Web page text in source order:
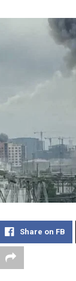
Share on FB